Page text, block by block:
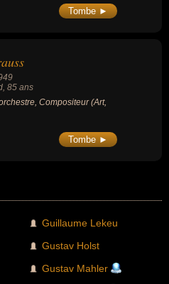
Tombe ►
, 85 ans
Compositeur (Art,
Tombe ►
Guillaume Lekeu
Gustav Holst
Gustav Mahler